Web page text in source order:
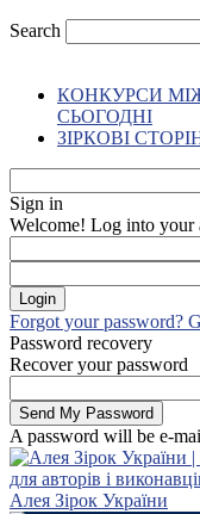
Search
КОНКУРСИ
СЬОГОДНІ
ЗІРКОВІ
Sign in
Welcome! Log into your
Forgot your password?
Password recovery
Recover your password
A password will be e-
Алея Зірок України